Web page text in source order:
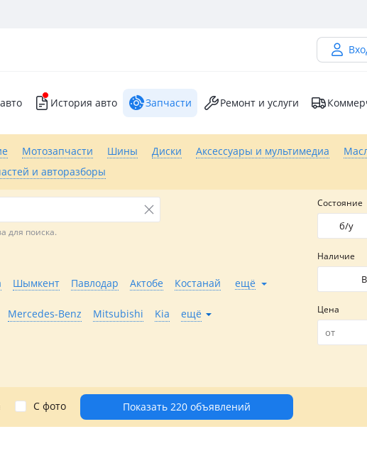
История авто Запчасти Ремонт и услуги
Мотозапчасти Шины Диски Аксессуары и мультимедиа
и авторазборы
для поиска.
Шымкент Павлодар Актобе Костанай ещё
Mercedes-Benz Mitsubishi Kia ещё
Состояние
б/y
Наличие
Цена
Показать 220 объявлений
С фото